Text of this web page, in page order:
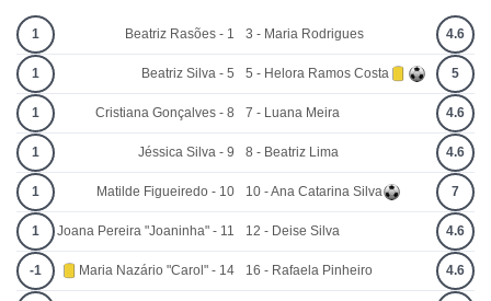
1 Beatriz Rasões - 1
1 Beatriz Silva - 5
1 Cristiana Gonçalves - 8
1 Jéssica Silva - 9
1 Matilde Figueiredo - 10
1 Joana Pereira "Joaninha" - 11
-1 Maria Nazário "Carol" - 14
3 - Maria Rodrigues 4.6
5 - Helora Ramos Costa 5
7 - Luana Meira 4.6
8 - Beatriz Lima 4.6
10 - Ana Catarina Silva 7
12 - Deise Silva 4.6
16 - Rafaela Pinheiro 4.6